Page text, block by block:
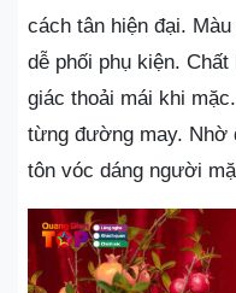
cách tân hiện đại.
dễ phối phụ kiện.
giác thoải mái khi
từng đường may. Nhờ
tôn vóc dáng người